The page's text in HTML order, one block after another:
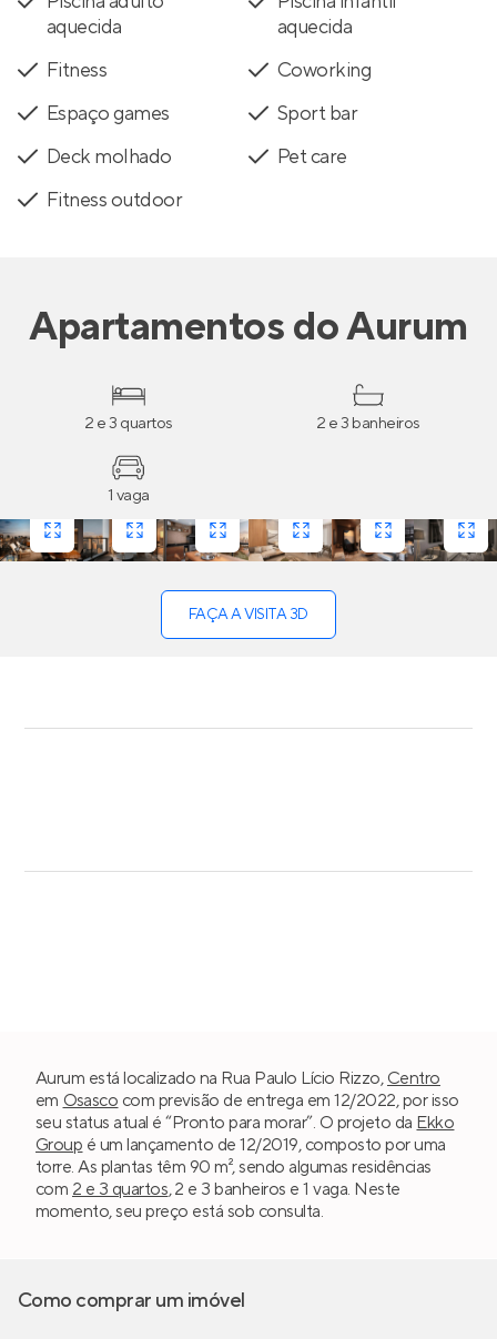
aquecida
aquecida
Fitness
Coworking
Espaço games
Sport bar
Deck molhado
Pet care
Fitness outdoor
ApartamentosdoAurum
2 e 3 quartos 2 e 3 banheiros
1 vaga
FAÇA A VISITA 3D
Aurum está localizado na Rua Paulo Lício Rizzo, Centro
em Osasco com previsão de entrega em 12/2022, por isso
seu status atual é “Pronto para morar”. O projeto da Ekko
Group é um lançamento de 12/2019, composto por uma
torre. As plantas têm 90 m², sendo algumas residências
com 2 e 3 quartos, 2 e 3 banheiros e 1 vaga. Neste
momento, seu preço está sob consulta.
Como comprar um imóvel